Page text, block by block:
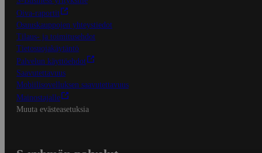
Oiva-raportit
Osuuskauppojen yhteystiedot
Tilaus- ja toimitusehdot
Tietosuojakäytäntö
Palvelun käyttöehdot
Saavutettavuus
Mobiilisovelluksen saavutettavuus
Mainostajalle
Muuta evästeasetuksia